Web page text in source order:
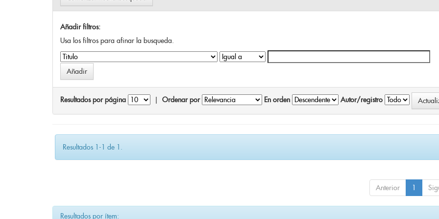
Añadir filtros:
Usa los filtros para afinar la busqueda.
Resultados por página Ordenar por En orden Autor/registro
Resultados 1-1 de 1.
Anterior 1
Resultados por ítem: